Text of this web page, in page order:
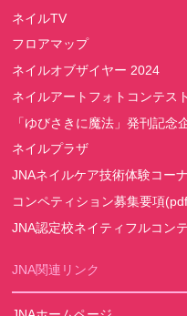
ネイルTV
フロアマップ
ネイルオブザイヤー 2024
ネイルアートフォトコンテスト
「ゆびさきに魔法」発刊記念
ネイルプラザ
JNAネイルケア技術体験コー
コンペティション募集要項
JNA認定校ネイティフルコン
JNA関連リンク